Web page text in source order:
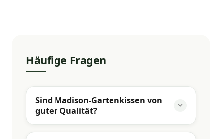
Häufige Fragen
Sind Madison-Gartenkissen von
guter Qualität?